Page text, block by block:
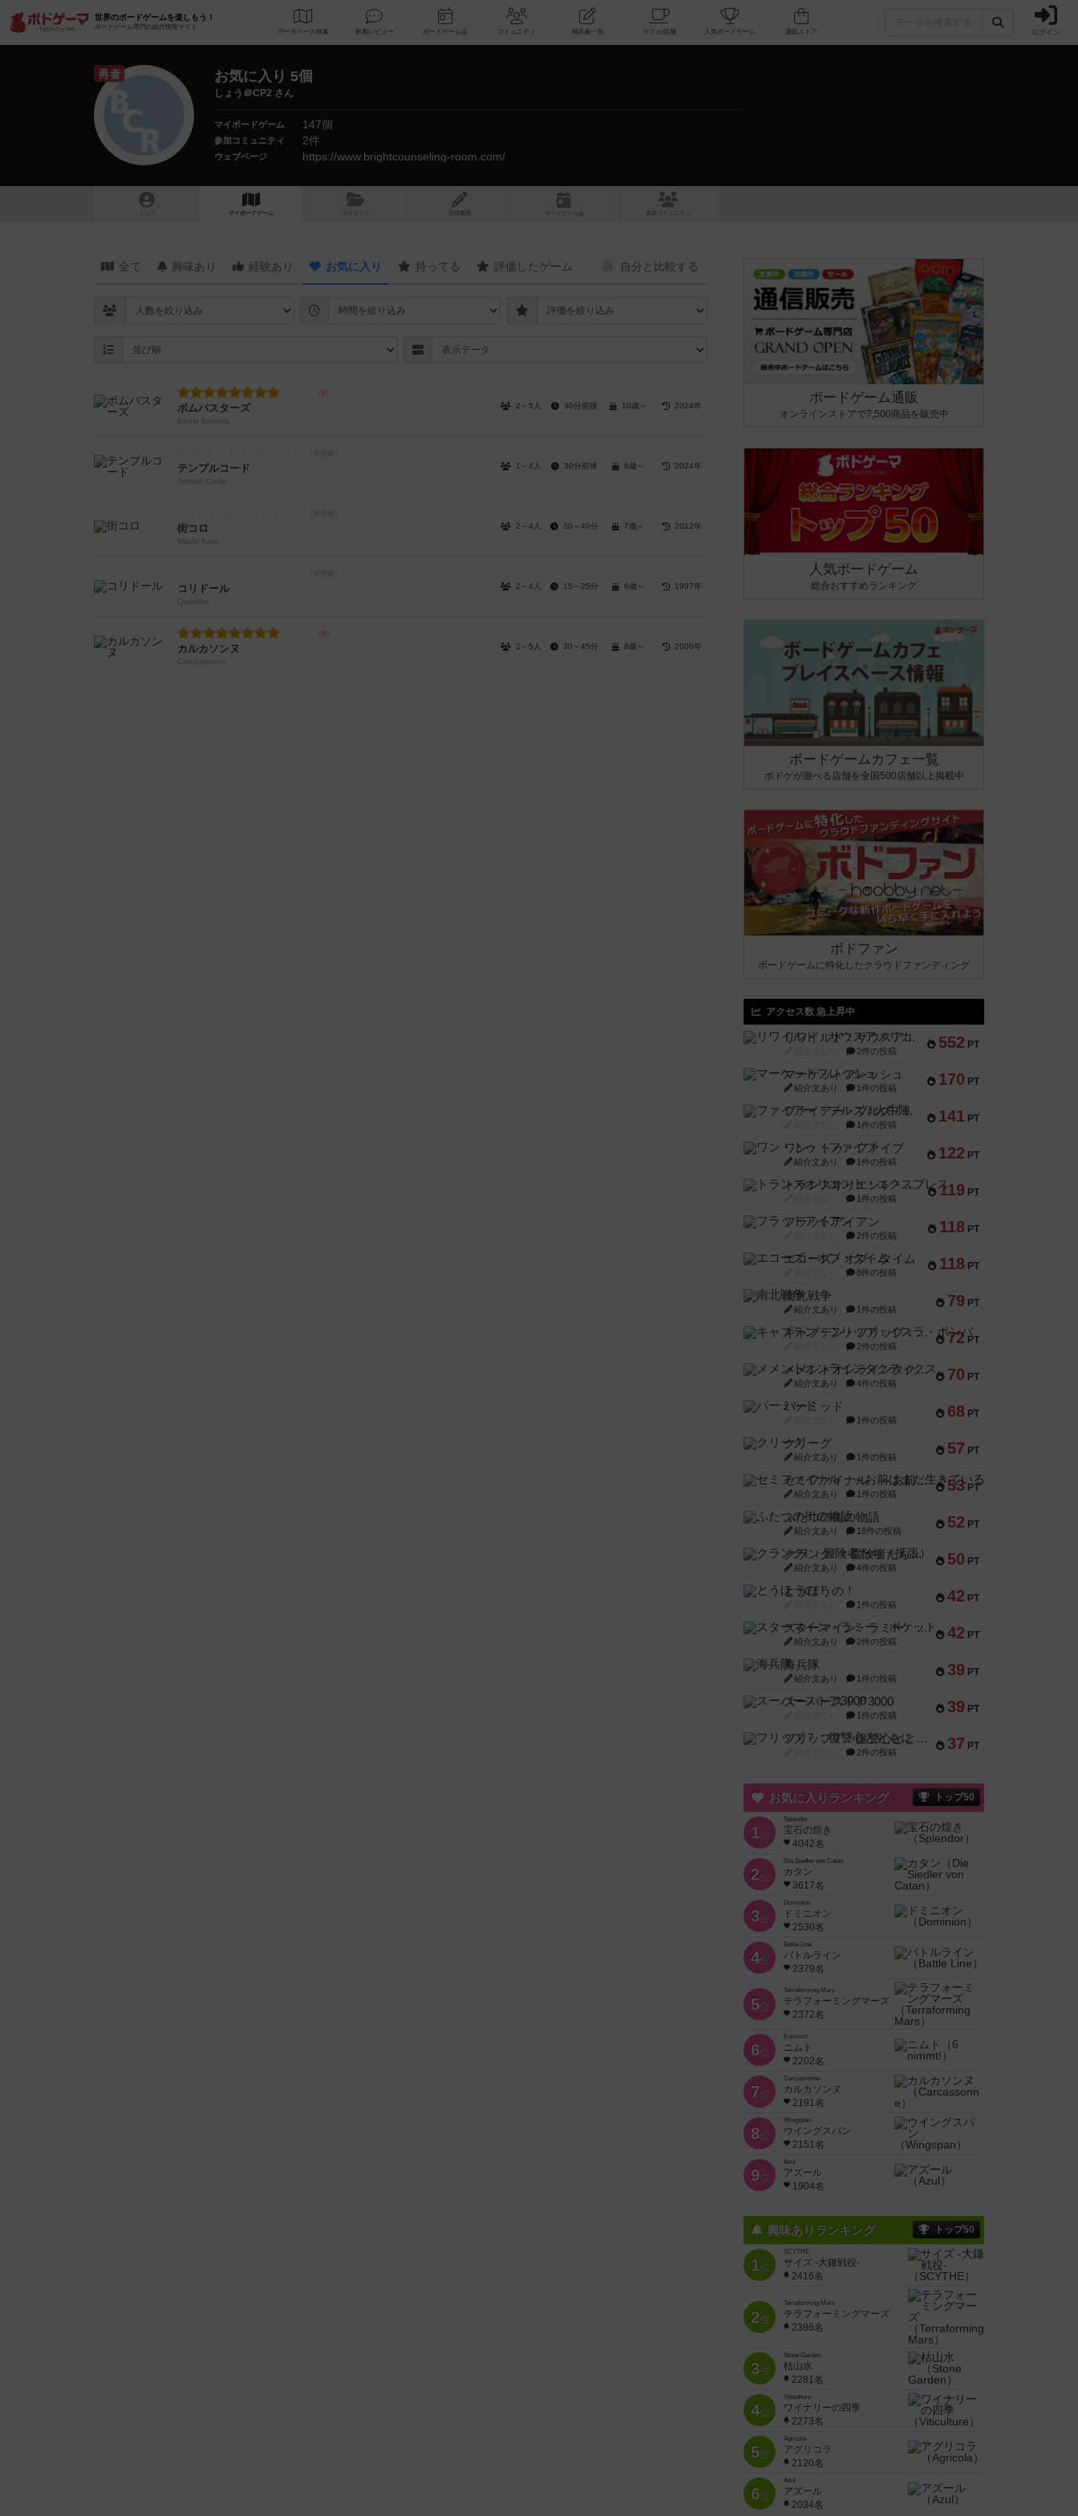
世界のボードゲームを楽しもう！
ボードゲーム専門の総合情報サイト
データベース 検索 新着レビュー ボードゲーム会 コミュニティ 掲示板一覧 カフェ/店舗 人気ボードゲーム ログイン
勇者 お気に入り 5個
しょう＠CP2 さん
マイボードゲーム 147個
参加コミュニティ 2件
ウェブページ https://www.brightcounseling-room.com/
トップ マイボードゲーム マイリスト 投稿履歴 ボ ドゲ ーム コミュニティ
全て 興味あり 経験あり お気に入り 持ってる 評価したゲーム 自分と 比較する
ボムバスターズ
Bomb Busters
2～5人 30分前後 10歳～ 2024年
テンプルコード
Temple Code
1～4人 30分前後 8歳～ 2024年
街コロ
Machi Koro
2～4人 30～40分 7歳～ 2012年
コリドール
Quoridor
2～4人 15～25分 6歳～ 1997年
カルカソンヌ
Carcassonne
2～5人 30～45分 8歳～ 2000年
ボードゲーム通販
オンラインストアで7,500商品を販売中
人気ボードゲーム
総合おすすめランキング
ボードゲームカフェ一覧
ボドゲが遊べる店舗を全国500店舗以上掲載中
ボドファン
ボードゲームに特化したクラウドファンディング
アクセス数 急上昇中
552 PT
リワイルド：サウスアメリカ
2件の投稿
170 PT
マーケットフレッシュ
紹介文あり 1件の投稿
141 PT
ファイアー・ブルズ / 火牛陣
1件の投稿
122 PT
ワン・トゥ・ファイブ
紹介文あり 1件の投稿
119 PT
トランスオリエント・エクスプレス
1件の投稿
118 PT
フラットアイアン
2件の投稿
118 PT
エコーズ・オブ・タイム
8件の投稿
79 PT
南北戦争
紹介文あり 1件の投稿
72 PT
キャプテン・フリップ：イスラ・ボンバ
2件の投稿
70 PT
メメントオンラインタクティクス
紹介文あり 4件の投稿
68 PT
パーミッド
1件の投稿
57 PT
クリーグ
紹介文あり 1件の投稿
53 PT
セミファイナル ～お前はまだ生きている～
紹介文あり 1件の投稿
52 PT
ふたつの街の物語
紹介文あり 18件の投稿
50 PT
クランク! ：冒険者たち（拡張）
紹介文あり 4件の投稿
42 PT
とうほうの！
1件の投稿
42 PT
スターマイン・ラミー ポケット
紹介文あり 2件の投稿
39 PT
海兵隊
紹介文あり 1件の投稿
39 PT
スーパーストア3000
1件の投稿
37 PT
フリップ７：復讐心とともに
2件の投稿
お気に入りランキング トップ50
1位
Splendor
宝石の煌き
4042名
2位
Die Siedler von Catan
カタン
3617名
3位
Dominion
ドミニオン
2530名
4位
Battle Line
バトルライン
2379名
5位
Terraforming Mars
テラフォーミングマーズ
2372名
6位
6 nimmt!
ニムト
2202名
7位
Carcassonne
カルカソンヌ
2191名
8位
Wingspan
ウイングスパン
2151名
9位
Azul
アズール
1904名
興味ありランキング トップ50
1位
SCYTHE
サイズ -大鎌戦役-
2416名
2位
Terraforming Mars
テラフォーミングマーズ
2396名
3位
Stone Garden
枯山水
2281名
4位
Viticulture
ワイナリーの四季
2273名
5位
Agricola
アグリコラ
2120名
6位
Azul
アズール
2034名